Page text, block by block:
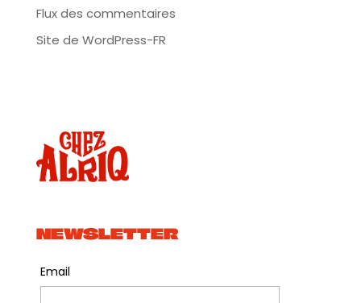
Flux des commentaires
Site de WordPress-FR
NEWSLETTER
Email